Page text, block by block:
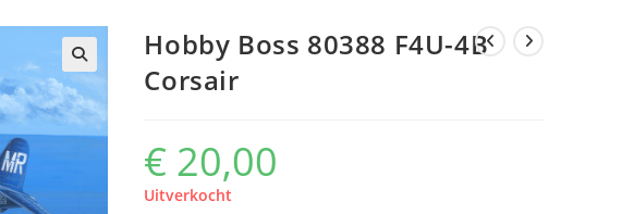
Hobby Boss 80388 F4U-4B
Corsair
€ 20,00
Uitverkocht